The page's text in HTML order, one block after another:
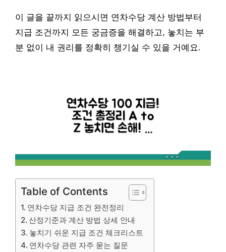
이 글을 끝까지 읽으시면 연차수당 계산 방법부터
지급 조건까지 모든 궁금증을 해결하고, 놓치는 부
분 없이 내 권리를 정확히 챙기실 수 있을 거예요.
Table of Contents
연차수당 지급 조건 완전정리
산정기준과 계산 방법 상세 안내
놓치기 쉬운 지급 조건 체크리스트
연차수당 관련 자주 묻는 질문